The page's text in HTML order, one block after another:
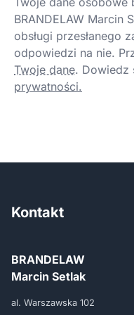
BRANDELAW Marcin
obsługi przesłanego
odpowiedzi na nie.
Twoje dane. Dowiedz
prywatności.
Kontakt
BRANDELAW
Marcin Setlak
al. Warszawska 102